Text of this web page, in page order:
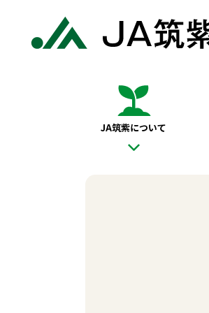
JA筑紫について